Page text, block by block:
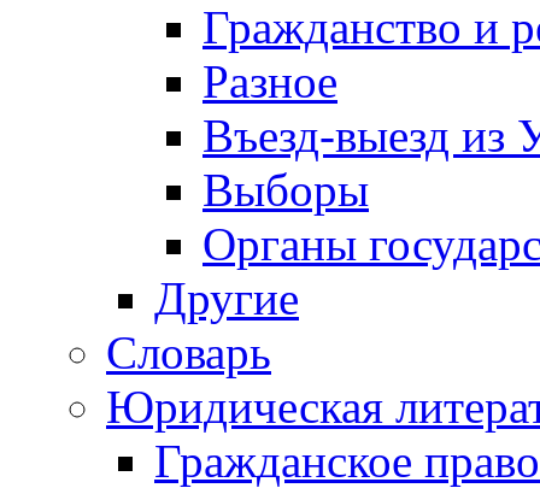
Гражданство и
Разное
Въезд-выезд из
Выборы
Органы
Другие
Словарь
Юридическая
Гражданское право